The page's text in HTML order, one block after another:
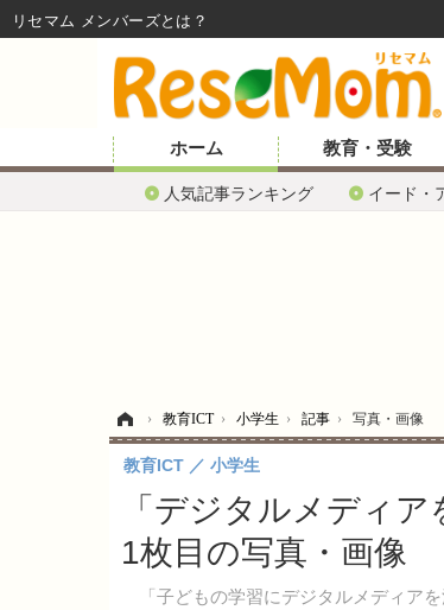
ホーム
人気記事ランキング イード・
教育・受験
› 教育ICT › 小学生 › 記事 › 写真・画像
「デジタルメディ
1枚目の写真・画像
「子どもの学習にデジタルメディア
教育ICT 小学生
リセマム メンバーズ